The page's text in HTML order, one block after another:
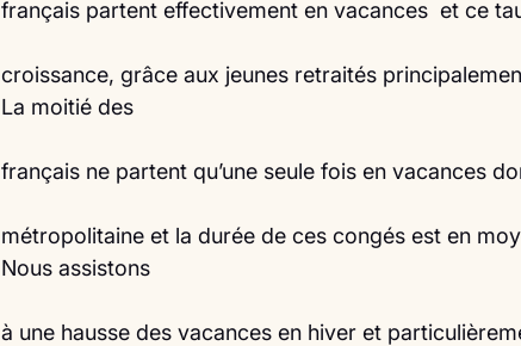
français partent effectivement en vacances  et ce
croissance, grâce aux jeunes retraités
La moitié des
français ne partent qu’une seule fois en vacances
métropolitaine et la durée de ces congés est en
Nous assistons
à une hausse des vacances en hiver et